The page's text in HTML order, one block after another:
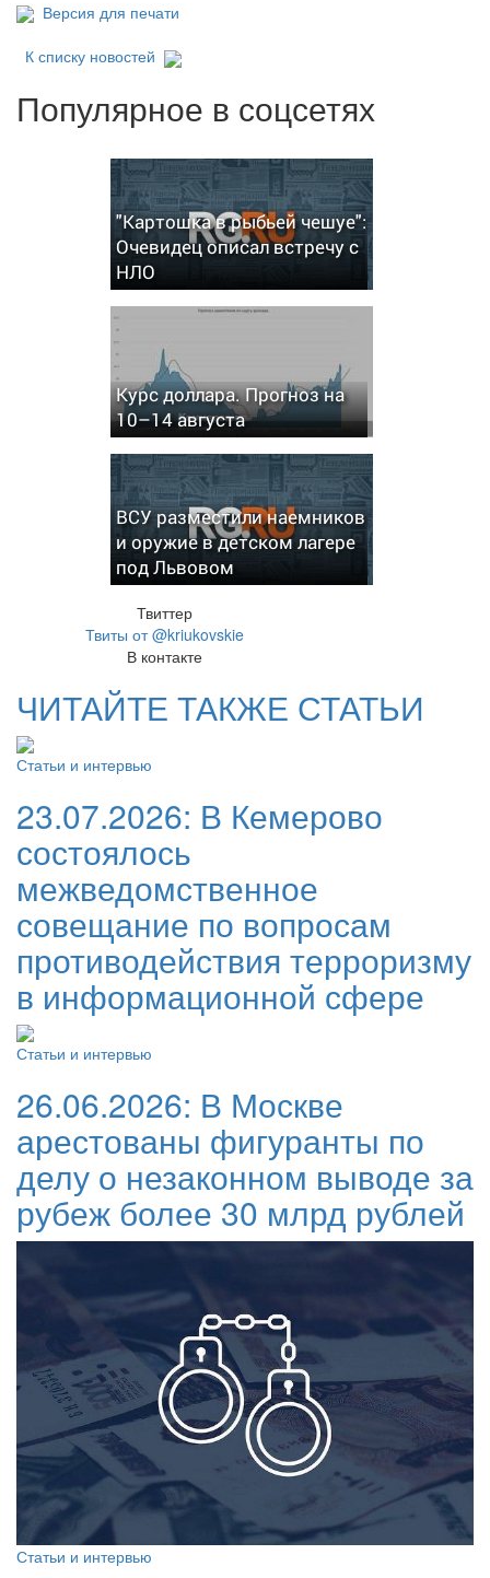
Версия для печати
К списку новостей
Популярное в соцсетях
"Картошка в рыбьей чешуе":
Очевидец описал встречу с
НЛО
Курс доллара. Прогноз на
10–14 августа
ВСУ разместили наемников
и оружие в детском лагере
под Львовом
Твиттер
Твиты от @kriukovskie
В контакте
ЧИТАЙТЕ ТАКЖЕ СТАТЬИ
Статьи и интервью
23.07.2026: В Кемерово
состоялось
межведомственное
совещание по вопросам
противодействия терроризму
в информационной сфере
Статьи и интервью
26.06.2026: В Москве
арестованы фигуранты по
делу о незаконном выводе за
рубеж более 30 млрд рублей
Статьи и интервью